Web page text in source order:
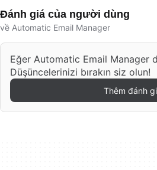
Đánh giá của người dùng
về Automatic Email Manager
Eğer Automatic Email Manager
Düşüncelerinizi bırakın siz olun!
Thêm đánh